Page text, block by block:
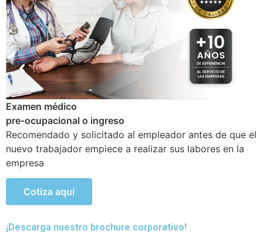
Examen médico Ocupacional Periódicos o anuales
Objetivo de poder detectar si existen problemas de
salud que se hayan podido generar en el transcurso de
sus actividades
Cotiza aquí
¡Descarga nuestro brochure corporativo!